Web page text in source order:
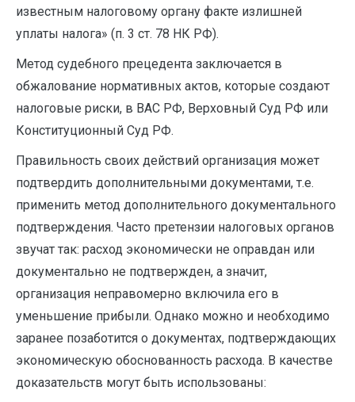
известным налоговому органу факте излишней
уплаты налога» (п. 3 ст. 78 НК РФ).
Метод судебного прецедента заключается в
обжалование нормативных актов, которые создают
налоговые риски, в ВАС РФ, Верховный Суд РФ или
Конституционный Суд РФ.
Правильность своих действий организация может
подтвердить дополнительными документами, т.е.
применить метод дополнительного документального
подтверждения. Часто претензии налоговых органов
звучат так: расход экономически не оправдан или
документально не подтвержден, а значит,
организация неправомерно включила его в
уменьшение прибыли. Однако можно и необходимо
заранее позаботится о документах, подтверждающих
экономическую обоснованность расхода. В качестве
доказательств могут быть использованы: